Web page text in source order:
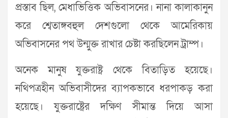
প্রস্তাব ছিল, মেধাভিত্তিক অভিবাসনের। নানা কালাকানুন
করে শ্বেতাঙ্গবহুল দেশগুলো থেকে আমেরিকায়
অভিবাসনের পথ উন্মুক্ত রাখার চেষ্টা করছিলেন ট্রাম্প।
অনেক মানুষ যুক্তরাষ্ট্র থেকে বিতাড়িত হয়েছে।
নথিপত্রহীন অভিবাসীদের ব্যাপকভাবে ধরপাকড় করা
হয়েছে। যুক্তরাষ্ট্রের দক্ষিণ সীমান্ত দিয়ে আসা